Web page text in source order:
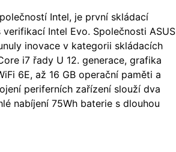
Intel, je první skládací
Intel Evo. Společnosti ASUS
inovace v kategorii skládacích
i7 řady U 12. generace, grafika
6E, až 16 GB operační paměti a
periferních zařízení slouží dva
nabíjení 75Wh baterie s dlouhou